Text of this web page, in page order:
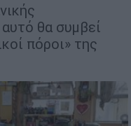
θα συμβεί
πόροι» της